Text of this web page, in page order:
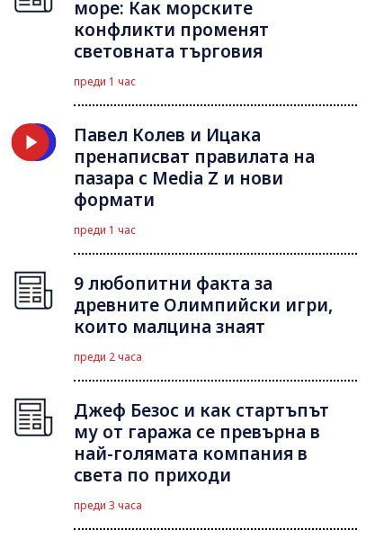
море: Как морските
конфликти променят
световната търговия
преди 1 час
Павел Колев и Ицака
пренаписват правилата на
пазара с Media Z и нови
формати
преди 1 час
9 любопитни факта за
древните Олимпийски игри,
които малцина знаят
преди 2 часа
Джеф Безос и как стартъпът
му от гаража се превърна в
най-голямата компания в
света по приходи
преди 3 часа